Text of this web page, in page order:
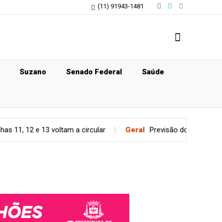
(11) 91943-1481
Suzano Senado Federal Saúde
voltam a circular Geral Previsão do tempo para quinta-